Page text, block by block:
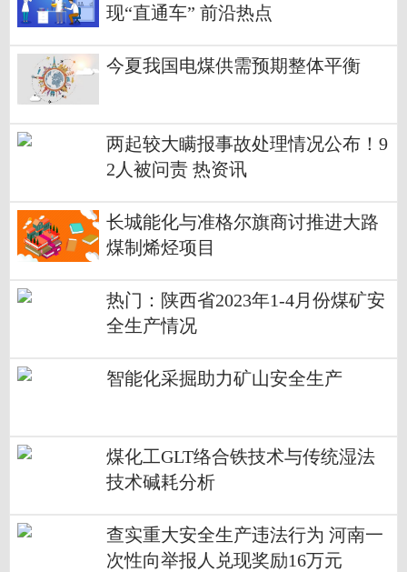
现“直通车” 前沿热点
今夏我国电煤供需预期整体平衡
两起较大瞒报事故处理情况公布！9
2人被问责 热资讯
长城能化与准格尔旗商讨推进大路
煤制烯烃项目
热门：陕西省2023年1-4月份煤矿安
全生产情况
智能化采掘助力矿山安全生产
煤化工GLT络合铁技术与传统湿法
技术碱耗分析
查实重大安全生产违法行为 河南一
次性向举报人兑现奖励16万元